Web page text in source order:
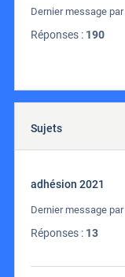
Dernier message par
Réponses : 190
Sujets
adhésion 2021
Dernier message par
Réponses : 13